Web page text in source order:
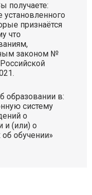
получаете:
признаётся
что
законом №
образовании в:
систему
о
и (или) о
обучении»